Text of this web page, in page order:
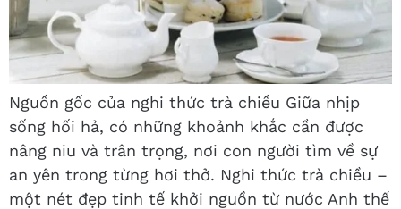
Nguồn gốc của nghi thức trà chiều Giữa nhịp
sống hối hả, có những khoảnh khắc cần được
nâng niu và trân trọng, nơi con người tìm về sự
an yên trong từng hơi thở. Nghi thức trà chiều –
một nét đẹp tinh tế khởi nguồn từ nước Anh thế